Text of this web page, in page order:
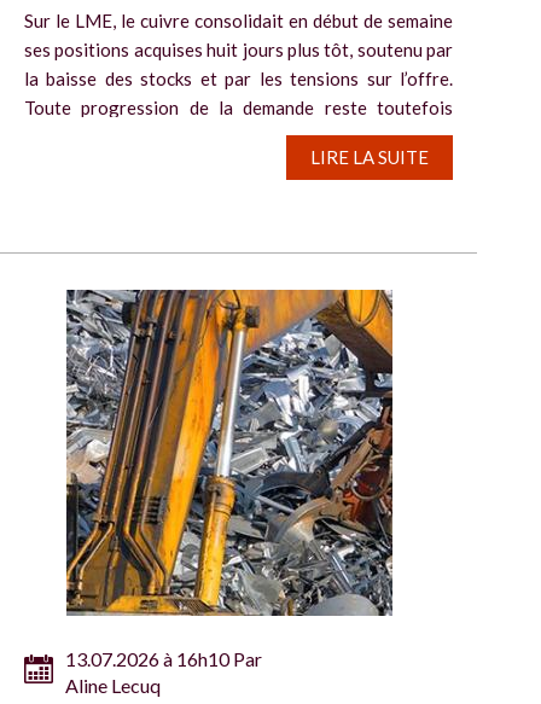
Sur le LME, le cuivre consolidait en début de semaine
ses positions acquises huit jours plus tôt, soutenu par
la baisse des stocks et par les tensions sur l’offre.
Toute progression de la demande reste toutefois
LIRE LA SUITE
13.07.2026 à 16h10 Par
Aline Lecuq